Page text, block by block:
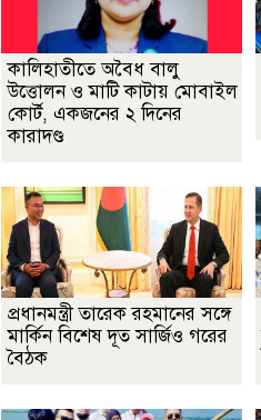
কালিহাতীতে অবৈধ বালু
উত্তোলন ও মাটি কাটায় মোবাইল
কোর্ট, একজনের ২ দিনের
কারাদণ্ড
প্রধানমন্ত্রী তারেক রহমানের সঙ্গে
মার্কিন বিশেষ দূত সার্জিও গরের
বৈঠক